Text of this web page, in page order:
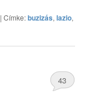
|Címke:buzizás,lazio,
43